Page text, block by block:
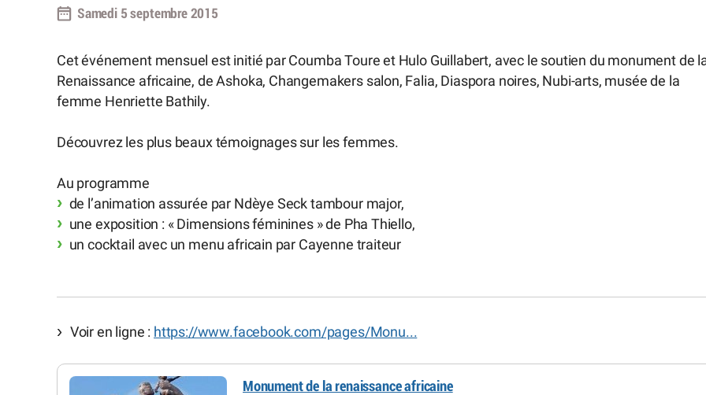
Samedi 5 septembre 2015
Cet événement mensuel est initié par Coumba Toure et Hulo Guillabert, avec le soutien du monument de
Renaissance africaine, de Ashoka, Changemakers salon, Falia, Diaspora noires, Nubi-arts, musée de la
femme Henriette Bathily.
Découvrez les plus beaux témoignages sur les femmes.
Au programme
de l’animation assurée par Ndèye Seck tambour major,
une exposition : « Dimensions féminines » de Pha Thiello,
un cocktail avec un menu africain par Cayenne traiteur
Voir en ligne : https://www.facebook.com/pages/Monu...
Monument de la renaissance africaine